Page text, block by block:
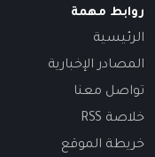
روابط مهمة
الرئيسية
المصادر الإخبارية
تواصل معنا
خلاصة RSS
خريطة الموقع